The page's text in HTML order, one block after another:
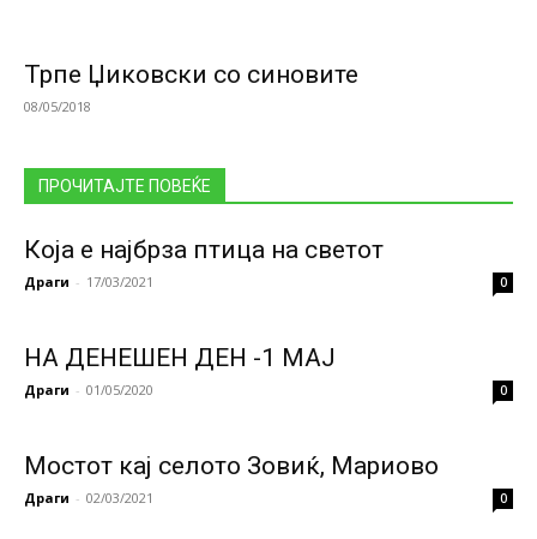
Трпе Џиковски со синовите
08/05/2018
ПРОЧИТАЈТЕ ПОВЕЌЕ
Која е најбрза птица на светот
Драги - 17/03/2021 0
НА ДЕНЕШЕН ДЕН -1 МАЈ
Драги - 01/05/2020 0
Mостот кај селото Зовиќ, Мариoво
Драги - 02/03/2021 0